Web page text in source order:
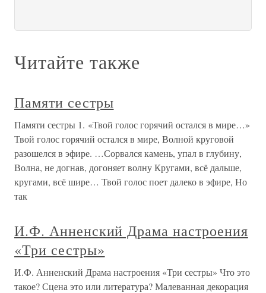
Читайте также
Памяти сестры
Памяти сестры 1. «Твой голос горячий остался в мире…»
Твой голос горячий остался в мире, Волной круговой
разошелся в эфире. …Сорвался камень, упал в глубину,
Волна, не догнав, догоняет волну Кругами, всё дальше,
кругами, всё шире… Твой голос поет далеко в эфире, Но
так
И.Ф. Анненский Драма настроения
«Три сестры»
И.Ф. Анненский Драма настроения «Три сестры» Что это
такое? Сцена это или литература? Малеванная декорация